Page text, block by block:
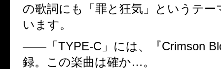
の歌詞にも「罪と狂気」というテー
います。
――「TYPE-C」には、『Crimson
録。この楽曲は確か…。